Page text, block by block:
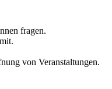
fragen.
von Veranstaltungen.